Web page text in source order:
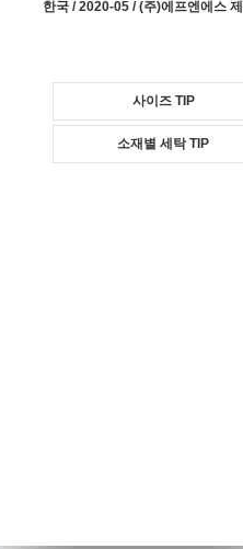
한국 / 2020-05 / (주)에프엔에스 제
사이즈 TIP
소재별 세탁 TIP